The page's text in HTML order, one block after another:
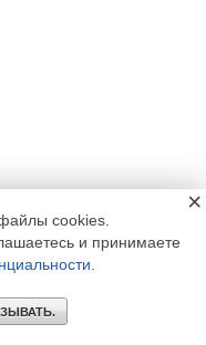
cookies.
и принимаете
×